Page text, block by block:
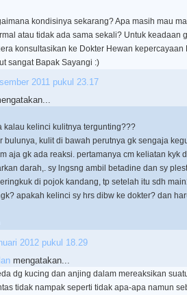
kondisinya sekarang? Apa masih mau
atau tidak ada sama sekali? Untuk keadaan
konsultasikan ke Dokter Hewan kepercayaan
sangat Bapak Sayangi :)
2011 pukul 23.17
kalau kelinci kulitnya tergunting???
bulunya, kulit di bawah perutnya gk sengaja
aja gk ada reaksi. pertamanya cm keliatan kyk
darah,. sy lngsng ambil betadine dan sy
di pojok kandang, tp setelah itu sdh
apakah kelinci sy hrs dibw ke dokter? dan
2012 pukul 18.29
mengatakan...
dg kucing dan anjing dalam mereaksikan
tidak nampak seperti tidak apa-apa namun